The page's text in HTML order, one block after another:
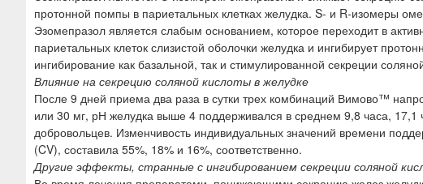
протонной помпы в париетальных клетках желудка. S- и R-изомеры
Эзомепразол является слабым основанием, которое переходит в
париетальных клеток слизистой оболочки желудка и ингибирует
ингибирование как базальной, так и стимулированной секреции
Влияние на секрецию соляной кислоты в желудке
После 9 дней приема два раза в сутки трех комбинаций Вимово™
или 30 мг, рН желудка выше 4 поддерживался в среднем 9,8 часа, 17,1
добровольцев. Изменчивость индивидуальных значений времени
(CV), составила 55%, 18% и 16%, соответственно.
Другие эффекты, странные с ингибированием секреции соляной